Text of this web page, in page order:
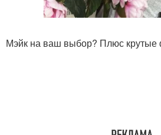
Мэйк на ваш выбор? Плюс крутые